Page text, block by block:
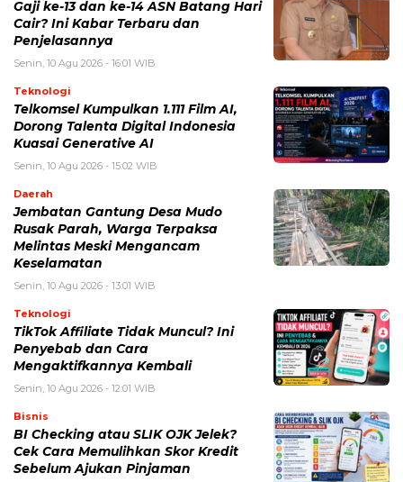
Gaji ke-13 dan ke-14 ASN Batang Hari
Cair? Ini Kabar Terbaru dan
Penjelasannya
Senin, 10 Agu 2026 - 16:01 WIB
Teknologi
Telkomsel Kumpulkan 1.111 Film AI,
Dorong Talenta Digital Indonesia
Kuasai Generative AI
Senin, 10 Agu 2026 - 15:02 WIB
Daerah
Jembatan Gantung Desa Mudo
Rusak Parah, Warga Terpaksa
Melintas Meski Mengancam
Keselamatan
Senin, 10 Agu 2026 - 13:01 WIB
Teknologi
TikTok Affiliate Tidak Muncul? Ini
Penyebab dan Cara
Mengaktifkannya Kembali
Senin, 10 Agu 2026 - 12:01 WIB
Bisnis
BI Checking atau SLIK OJK Jelek?
Cek Cara Memulihkan Skor Kredit
Sebelum Ajukan Pinjaman